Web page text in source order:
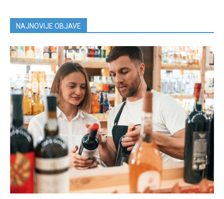
NAJNOVIJE OBJAVE